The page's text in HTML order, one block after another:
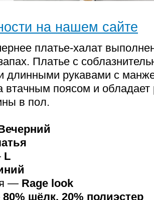
на нашем сайте
платье-халат
Платье с
длинными рукавами с
втачным поясом и
в пол.
L
— Rage look
80% шёлк, 20% полиэстер